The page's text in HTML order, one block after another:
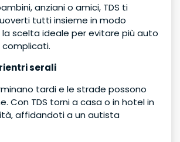
anziani o amici, TDS ti
tutti insieme in modo
la scelta ideale per evitare più auto
serali
tardi e le strade possono
Con TDS torni a casa o in hotel in
affidandoti a un autista